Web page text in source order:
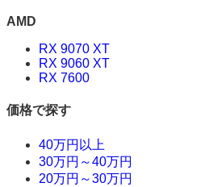
AMD
RX 9070 XT
RX 9060 XT
RX 7600
価格で探す
40万円以上
30万円～40万円
20万円～30万円